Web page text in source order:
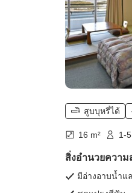
สูบบุหรี่ได้
16 m² 1-
สิ่งอำนวยควา
มีอ่างอาบน้ำแ